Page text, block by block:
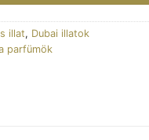
illat, Dubai illatok
parfümök